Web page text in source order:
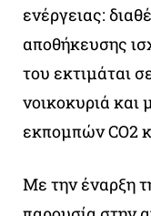
ενέργειας:
αποθήκευσης
του εκτιμάται
νοικοκυριά και
εκπομπών CO2
Με την έναρξη